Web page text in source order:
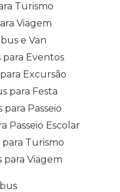
Turismo
Viagem
e Van
Eventos
Excursão
para Festa
Passeio
Passeio Escolar
Turismo
para Viagem